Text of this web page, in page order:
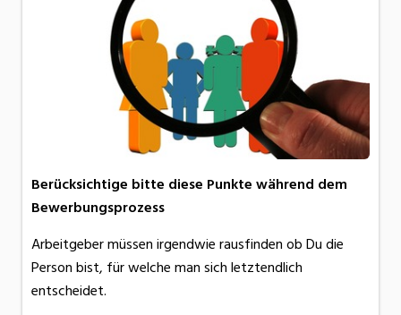
Berücksichtige bitte diese Punkte während dem
Bewerbungsprozess
Arbeitgeber müssen irgendwie rausfinden ob Du die
Person bist, für welche man sich letztendlich
entscheidet.